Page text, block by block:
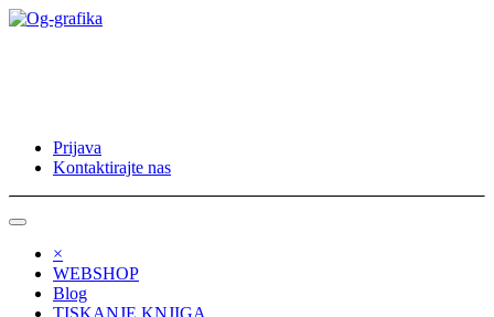
Prijava
Kontaktirajte nas
×
WEBSHOP
Blog
TISKANJE KNJIGA